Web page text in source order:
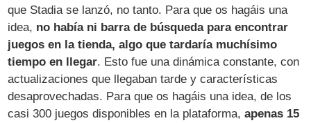
que Stadia se lanzó, no tanto. Para que os hagáis una
idea, no había ni barra de búsqueda para encontrar
juegos en la tienda, algo que tardaría muchísimo
tiempo en llegar. Esto fue una dinámica constante, con
actualizaciones que llegaban tarde y características
desaprovechadas. Para que os hagáis una idea, de los
casi 300 juegos disponibles en la plataforma,apenas 15